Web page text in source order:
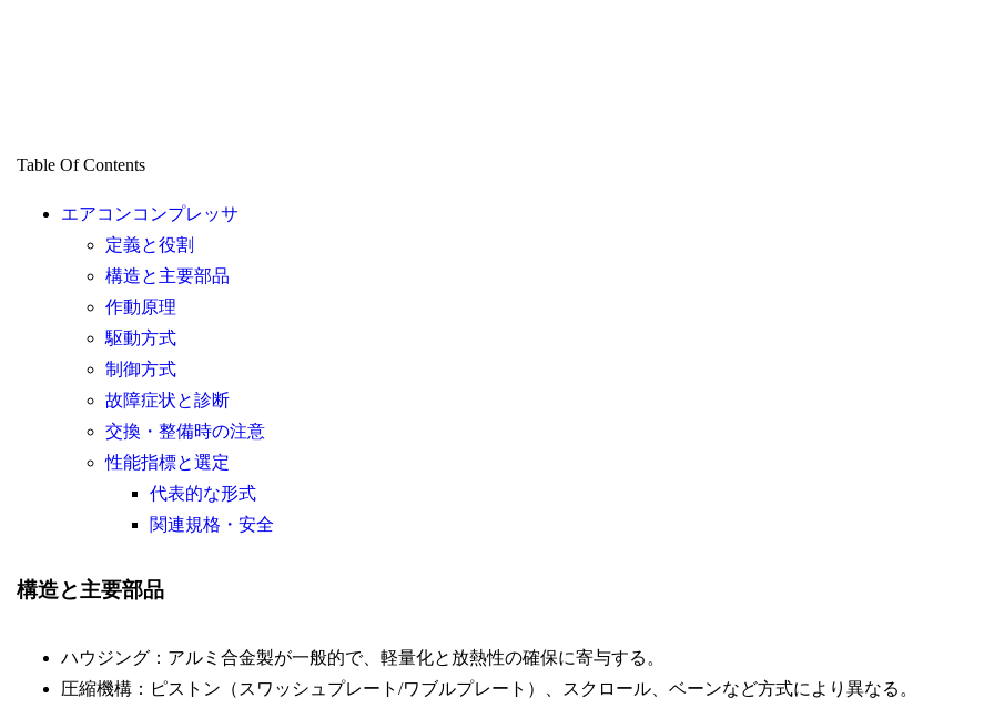
Table Of Contents
エアコンコンプレッサ
定義と役割
構造と主要部品
作動原理
駆動方式
制御方式
故障症状と診断
交換・整備時の注意
性能指標と選定
代表的な形式
関連規格・安全
構造と主要部品
ハウジング：アルミ合金製が一般的で、軽量化と放熱性の確保に寄与する。
圧縮機構：ピストン（スワッシュプレート/ワブルプレート）、スクロール、ベーンなど方式により異なる。